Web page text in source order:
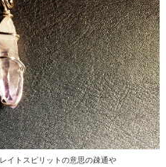
イトスピリットの意思の疎通や